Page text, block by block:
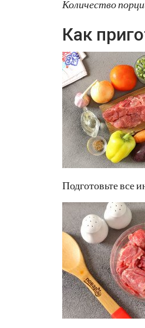
Количество
Как
Подготовьте все